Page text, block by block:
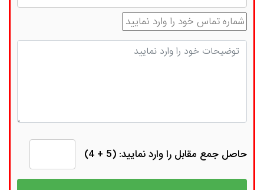
شماره تماس
توضیحات
حاصل جمع مقابل را وارد نمایید: (5 + 4)